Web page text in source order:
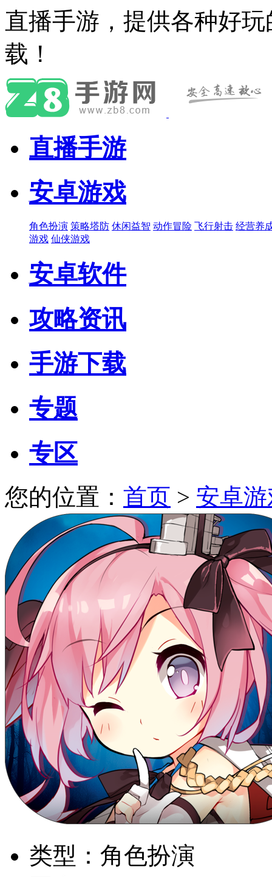
直播手游，提供各种好
载！
直播手游
安卓游戏
角色扮演 策略塔防 休闲益智 动作冒险 飞行射击 经营养
游戏 仙侠游戏
安卓软件
攻略资讯
手游下载
专题
专区
您的位置： 首页 > 安卓
类型：角色扮演